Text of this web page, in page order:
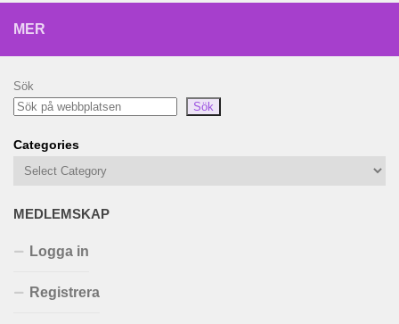
MER
Sök
Sök
Categories
MEDLEMSKAP
Logga in
Registrera